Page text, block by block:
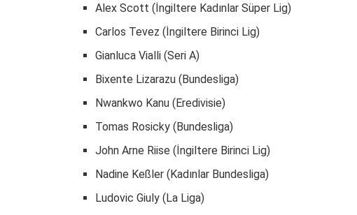
Alex Scott (İngiltere Kadınlar Süper Lig)
Carlos Tevez (İngiltere Birinci Lig)
Gianluca Vialli (Seri A)
Bixente Lizarazu (Bundesliga)
Nwankwo Kanu (Eredivisie)
Tomas Rosicky (Bundesliga)
John Arne Riise (İngiltere Birinci Lig)
Nadine Keßler (Kadınlar Bundesliga)
Ludovic Giuly (La Liga)